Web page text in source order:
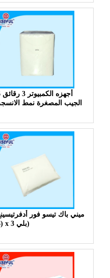
5
الجيب المصغرة نمط
ميني باك تيسو فور
(3 x 3 بلي)